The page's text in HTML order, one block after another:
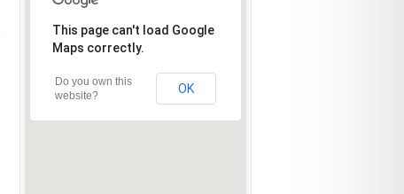
This page can't load Google
Maps correctly.
Do you own this
website?
OK